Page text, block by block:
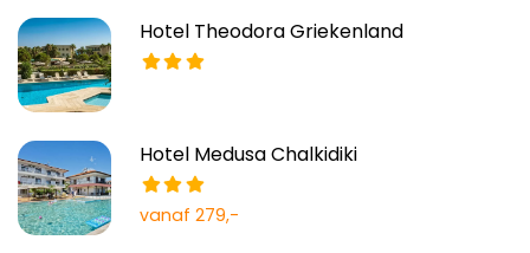
Hotel Theodora Griekenland
Hotel Medusa Chalkidiki
vanaf 279,-